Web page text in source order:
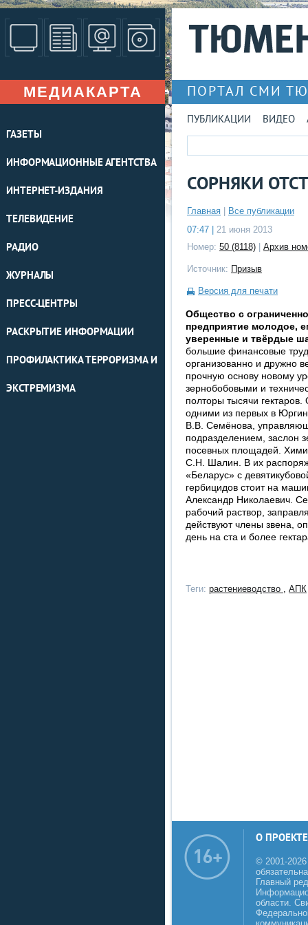
МЕДИАКАРТА
ГАЗЕТЫ
ИНФОРМАЦИОННЫЕ АГЕНТСТВА
ИНТЕРНЕТ-ИЗДАНИЯ
ТЕЛЕВИДЕНИЕ
РАДИО
ЖУРНАЛЫ
ПРЕСС-ЦЕНТРЫ
РАСКРЫТИЕ ИНФОРМАЦИИ
ПРОФИЛАКТИКА ТЕРРОРИЗМА И
ЭКСТРЕМИЗМА
ПОРТАЛ СМИ
ПУБЛИКАЦИИ ВИДЕО
СОРНЯКИ
Главная
Все публикации
07:47 |
21 июня 2013
Номер: 50 (8118) Архив
Источник: Призыв
Версия для печати
Общество с
предприятие молодое,
уверенные и твёрдые
большие финансовые
организованно и дружно
прочную основу новому
зернобобовыми и
полторы тысячи
одними из первых в
В.В. Семёнова,
подразделением, заслон
посевных площадей.
С.Н. Шалин. В их
«Беларус» с
гербицидов стоит на
Александр Николаевич.
рабочий раствор,
действуют члены звена,
день на ста и более
Теги: растениеводство , АПК
О ПРОЕКТЕ
© 2001-
Главный
области.